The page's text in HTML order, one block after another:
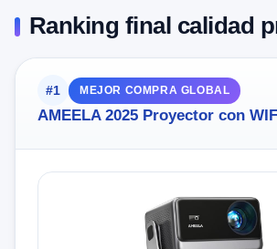
Ranking final calidad
#1 MEJOR COMPRA GLOBAL
AMEELA 2025 Proyector con